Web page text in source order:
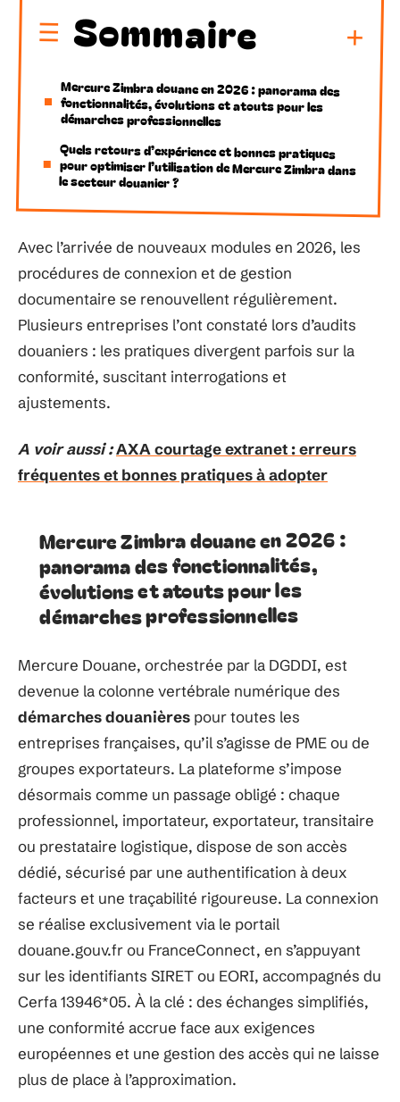
Sommaire
Mercure Zimbra douane en 2026 : panorama des
fonctionnalités, évolutions et atouts pour les
démarches professionnelles
Quels retours d’expérience et bonnes pratiques
pour optimiser l’utilisation de Mercure Zimbra dans
le secteur douanier ?
Avec l’arrivée de nouveaux modules en 2026, les
procédures de connexion et de gestion
documentaire se renouvellent régulièrement.
Plusieurs entreprises l’ont constaté lors d’audits
douaniers : les pratiques divergent parfois sur la
conformité, suscitant interrogations et
ajustements.
A voir aussi :AXA courtage extranet : erreurs
fréquentes et bonnes pratiques à adopter
Mercure Zimbra douane en 2026 :
panorama des fonctionnalités,
évolutions et atouts pour les
démarches professionnelles
Mercure Douane, orchestrée par la DGDDI, est
devenue la colonne vertébrale numérique des
démarches douanières pour toutes les
entreprises françaises, qu’il s’agisse de PME ou de
groupes exportateurs. La plateforme s’impose
désormais comme un passage obligé : chaque
professionnel, importateur, exportateur, transitaire
ou prestataire logistique, dispose de son accès
dédié, sécurisé par une authentification à deux
facteurs et une traçabilité rigoureuse. La connexion
se réalise exclusivement via le portail
douane.gouv.fr ou FranceConnect, en s’appuyant
sur les identifiants SIRET ou EORI, accompagnés du
Cerfa 13946*05. À la clé : des échanges simplifiés,
une conformité accrue face aux exigences
européennes et une gestion des accès qui ne laisse
plus de place à l’approximation.